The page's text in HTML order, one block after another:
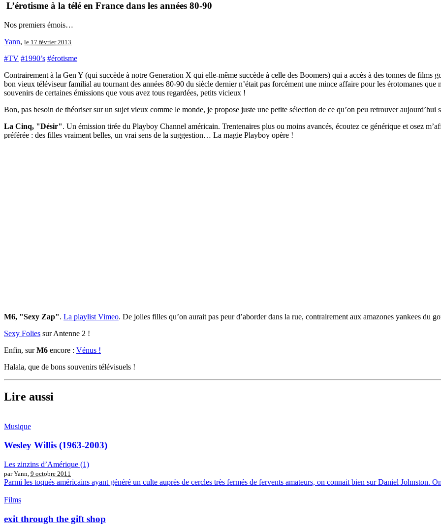
L’érotisme à la télé en France dans les années 80-90
Nos premiers émois…
Yann, le 17 février 2013
#TV #1990’s #érotisme
Contrairement à la Gen Y (qui succède à notre Generation X qui elle-même succède à celle des Boomers) qui a accès à des tonnes de
bon vieux téléviseur familial au tournant des années 80-90 du siècle dernier n’était pas forcément une mince affaire pour les érotomanes
souvenirs de certaines émissions que vous avez tous regardées, petits vicieux !
Bon, pas besoin de théoriser sur un sujet vieux comme le monde, je propose juste une petite sélection de ce qu’on peu retrouver
La Cinq, "Désir". Un émission tirée du Playboy Channel américain. Trentenaires plus ou moins avancés, écoutez ce générique et osez
préférée : des filles vraiment belles, un vrai sens de la suggestion… La magie Playboy opère !
M6, "Sexy Zap". La playlist Vimeo. De jolies filles qu’on aurait pas peur d’aborder dans la rue, contrairement aux amazones yankees du
Sexy Folies sur Antenne 2 !
Enfin, surM6 encore : Vénus !
Halala, que de bons souvenirs télévisuels !
Lire aussi
Musique
Wesley Willis (1963-2003)
Les zinzins d’Amérique (1)
par Yann, 9 octobre 2011
Parmi les toqués américains ayant généré un culte auprès de cercles très fermés de fervents amateurs, on connait bien sur Daniel Johnston.
Films
exit through the gift shop